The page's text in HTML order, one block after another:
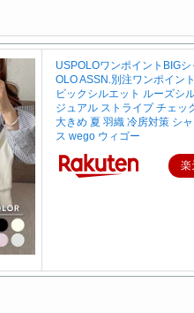
USPOLOワンポイントBIG
OLO ASSN.別注ワンポイン
ビックシルエット ルーズシ
ジュアル ストライプ チェッ
大きめ 夏 羽織 冷房対策 シ
ス wego ウィゴー
楽